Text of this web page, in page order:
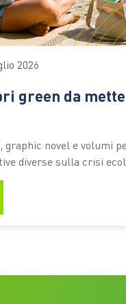
2026
green da
graphic novel e volumi
diverse sulla crisi
e ambiente. I titoli
Demetra 2026